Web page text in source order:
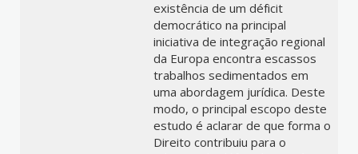
existência de um déficit
democrático na principal
iniciativa de integração regional
da Europa encontra escassos
trabalhos sedimentados em
uma abordagem jurídica. Deste
modo, o principal escopo deste
estudo é aclarar de que forma o
Direito contribuiu para o